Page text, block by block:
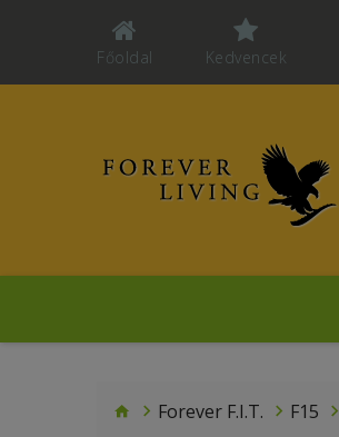
Főoldal Kedvencek
Forever F.I.T. F15